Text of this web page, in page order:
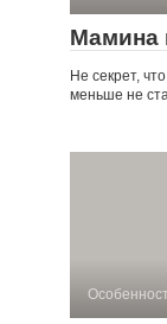
Мамина
Не секрет,
меньше не